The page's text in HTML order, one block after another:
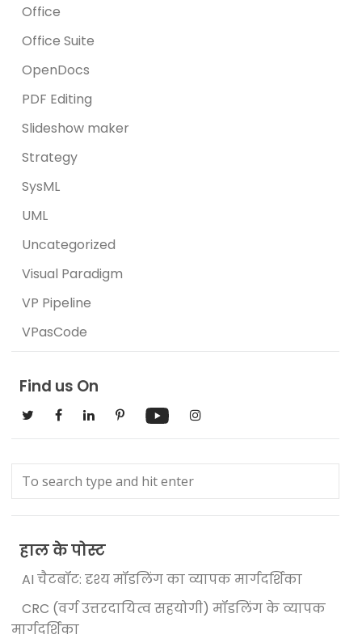
Office
Office Suite
OpenDocs
PDF Editing
Slideshow maker
Strategy
SysML
UML
Uncategorized
Visual Paradigm
VP Pipeline
VPasCode
Find us On
हाल के पोस्ट
AI चैटबॉट: दृश्य मॉडलिंग का व्यापक मार्गदर्शिका
CRC (वर्ग उत्तरदायित्व सहयोगी) मॉडलिंग के व्यापक
मार्गदर्शिका